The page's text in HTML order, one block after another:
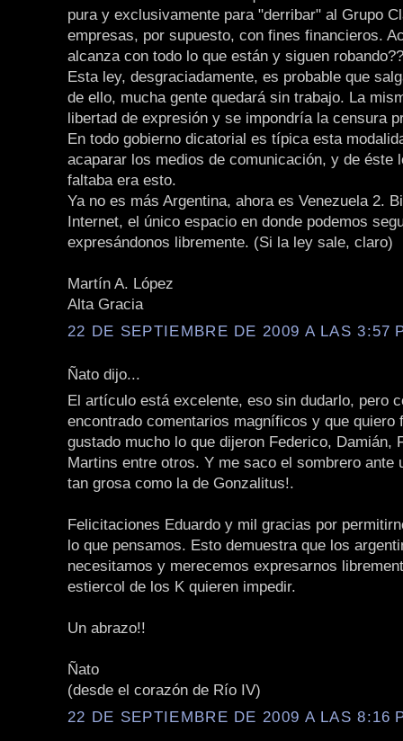
pura y exclusivamente para "derribar" al Grupo
empresas, por supuesto, con fines financieros.
alcanza con todo lo que están y siguen
Esta ley, desgraciadamente, es probable que
de ello, mucha gente quedará sin trabajo. La
libertad de expresión y se impondría la censura
En todo gobierno dicatorial es típica esta
acaparar los medios de comunicación, y de éste
faltaba era esto.
Ya no es más Argentina, ahora es Venezuela 2.
Internet, el único espacio en donde podemos
expresándonos libremente. (Si la ley sale, claro)
Martín A. López
Alta Gracia
22 DE SEPTIEMBRE DE 2009 A LAS 3:57
Ñato dijo...
El artículo está excelente, eso sin dudarlo, pero
encontrado comentarios magníficos y que quiero
gustado mucho lo que dijeron Federico, Damián,
Martins entre otros. Y me saco el sombrero ante
tan grosa como la de Gonzalitus!.
Felicitaciones Eduardo y mil gracias por
lo que pensamos. Esto demuestra que los
necesitamos y merecemos expresarnos
estiercol de los K quieren impedir.
Un abrazo!!
Ñato
(desde el corazón de Río IV)
22 DE SEPTIEMBRE DE 2009 A LAS 8:16